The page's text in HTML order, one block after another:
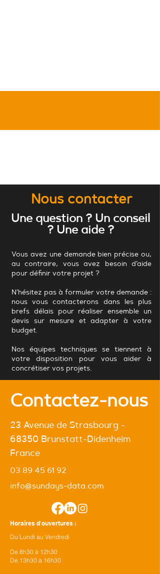
Nous contacter
Une question ? Un conseil
? Une aide ?
Vous avez une demande bien précise ou,
au contraire, vous avez besoin d’aide
pour définir votre projet ?
N’hésitez pas à formuler votre demande :
nous vous contacterons dans les plus
brefs délais pour réaliser ensemble un
devis sur mesure et adapter à votre
budget.
Nos équipes techniques se tiennent à
votre disposition pour vous aider à
concrétiser vos projets.
Contactez-nous
23 Avenue de Strasbourg -
68350 Brunstatt-Didenheim
France
03 89 45 61 92
info@sundays-data.com
Horaires d'ouvertures :
Du Lundi au Vendredi
De 8h30 à 12h30
De 13h30 à 16h30